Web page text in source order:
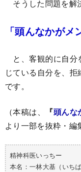
そうした問題を解
「頭んなかがメ
と、客観的に自分
じている自分を、
です。
（本稿は、 『頭んな
より一部を抜粋・編
精神科医いっちー
本名：一林大基（いち